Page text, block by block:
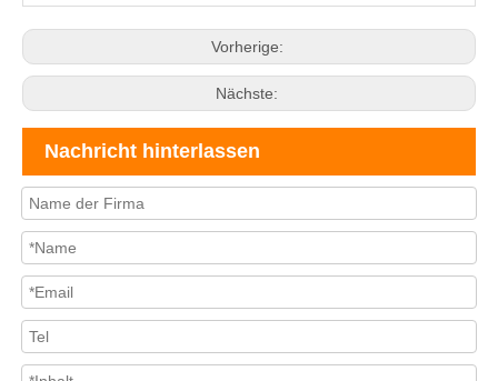
Vorherige:
Nächste:
Nachricht hinterlassen